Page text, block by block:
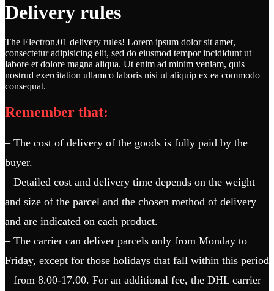
Delivery rules
The Electron.01 delivery rules! Lorem ipsum dolor sit amet,
consectetur adipisicing elit, sed do eiusmod tempor incididunt ut
labore et dolore magna aliqua. Ut enim ad minim veniam, quis
nostrud exercitation ullamco laboris nisi ut aliquip ex ea commodo
consequat.
Remember that:
– The cost of delivery of the goods is fully paid by the
buyer.
– Detailed cost and delivery time depends on the weight
and size of the parcel and the chosen method of delivery
and are indicated on each product.
– The carrier can deliver parcels only from Monday to
Friday, except for those holidays that fall within this period
– from 8.00-17.00. For an additional fee, the DHL carrier